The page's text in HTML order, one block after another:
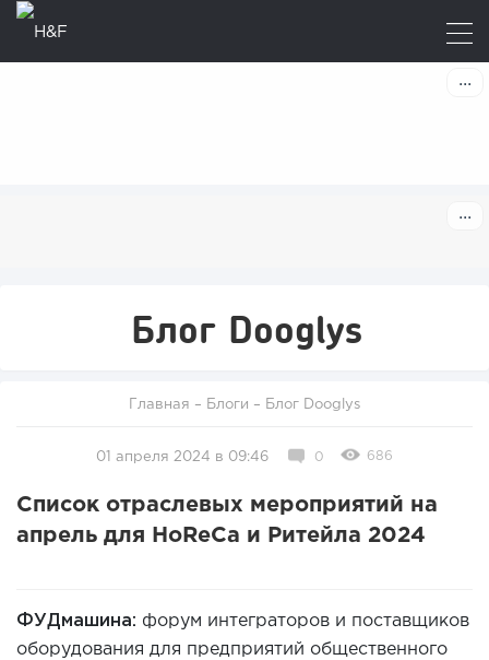
Блог Dooglys
Главная – Блоги – Блог Dooglys
01 апреля 2024 в 09:46 0 686
Список отраслевых мероприятий на
апрель для HoReCa и Ритейла 2024
ФУДмашина: форум интеграторов и поставщиков
оборудования для предприятий общественного